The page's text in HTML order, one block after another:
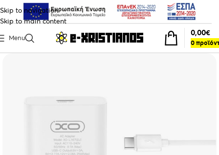
Skip to navigation
Skip to main content
Menu
0
0,00€